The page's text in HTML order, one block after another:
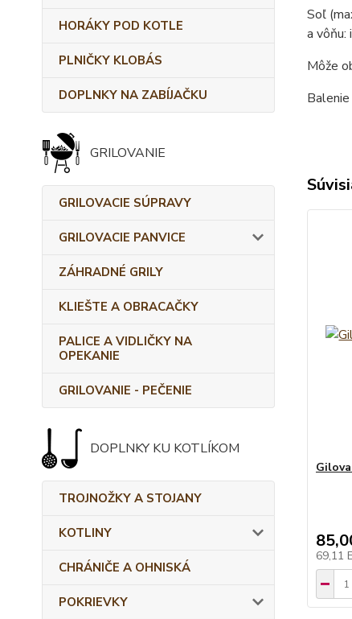
HORÁKY POD KOTLE
PLNIČKY KLOBÁS
DOPLNKY NA ZABÍJAČKU
GRILOVANIE
GRILOVACIE SÚPRAVY
GRILOVACIE PANVICE
ZÁHRADNÉ GRILY
KLIEŠTE A OBRACAČKY
PALICE A VIDLIČKY NA
OPEKANIE
GRILOVANIE - PEČENIE
DOPLNKY KU KOTLÍKOM
TROJNOŽKY A STOJANY
KOTLINY
CHRÁNIČE A OHNISKÁ
POKRIEVKY
Soľ
a vôňu:
Môže
69,11